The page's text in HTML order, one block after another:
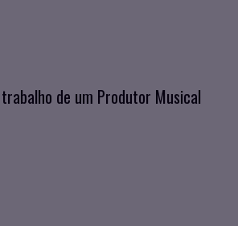
de um Produtor Musical